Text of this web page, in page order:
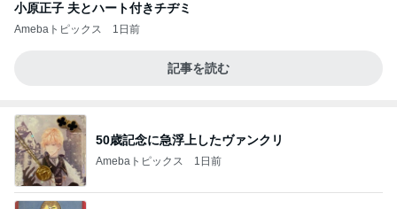
小原正子 夫とハート付きチヂミ
Amebaトピックス 1日前
記事を読む
50歳記念に急浮上したヴァンクリ
Amebaトピックス 1日前